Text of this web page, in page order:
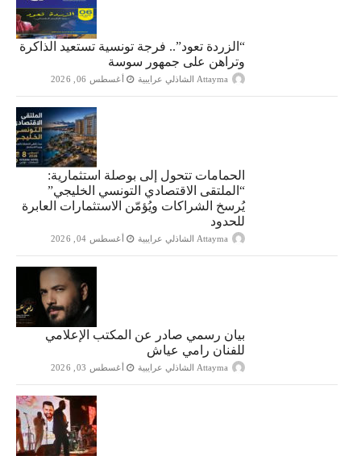
“الزردة تعود”.. فرجة تونسية تستعيد الذاكرة
وتراهن على جمهور سوسة
Attayma الشاذلي عرايبية أغسطس 06, 2026
الحمامات تتحول إلى بوصلة استثمارية:
“الملتقى الاقتصادي التونسي الخليجي”
يُرسخ الشراكات ويُؤمّن الاستثمارات العابرة
للحدود
Attayma الشاذلي عرايبية أغسطس 04, 2026
بيان رسمي صادر عن المكتب الإعلامي
للفنان رامي عياش
Attayma الشاذلي عرايبية أغسطس 03, 2026